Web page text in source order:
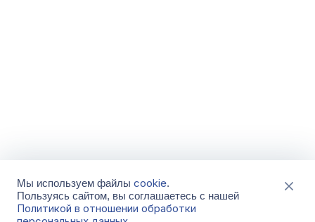
Мы используем файлы cookie.
Пользуясь сайтом, вы соглашаетесь с нашей
Политикой в отношении обработки